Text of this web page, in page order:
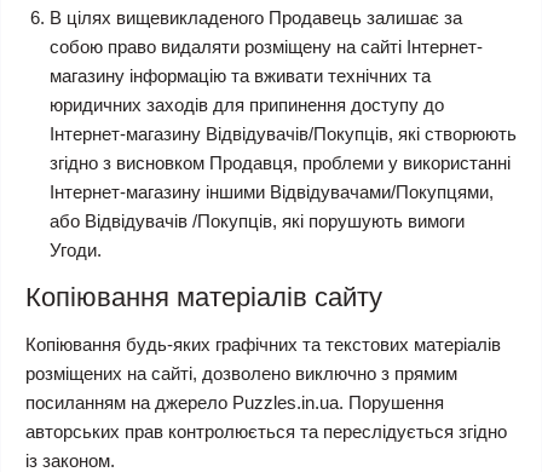
В цілях вищевикладеного Продавець залишає за
собою право видаляти розміщену на сайті Інтернет-
магазину інформацію та вживати технічних та
юридичних заходів для припинення доступу до
Інтернет-магазину Відвідувачів/Покупців, які створюють
згідно з висновком Продавця, проблеми у використанні
Інтернет-магазину іншими Відвідувачами/Покупцями,
або Відвідувачів /Покупців, які порушують вимоги
Угоди.
Копіювання матеріалів сайту
Копіювання будь-яких графічних та текстових матеріалів
розміщених на сайті, дозволено виключно з прямим
посиланням на джерело Puzzles.in.ua. Порушення
авторських прав контролюється та переслідується згідно
із законом.